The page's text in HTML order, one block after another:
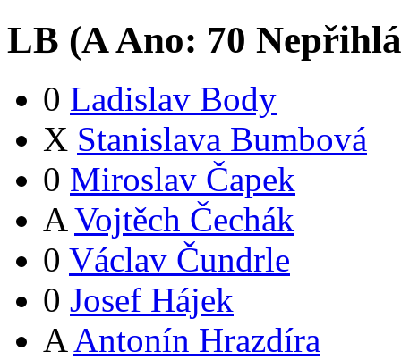
LB (AAno: 70
0 Ladislav Body
X Stanislava Bumbová
0 Miroslav Čapek
A Vojtěch Čechák
0 Václav Čundrle
0 Josef Hájek
A Antonín Hrazdíra